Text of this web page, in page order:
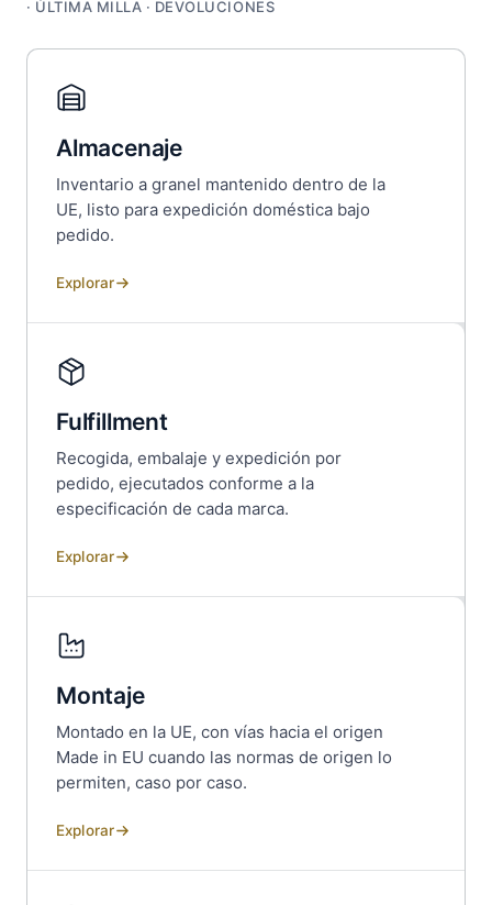
· ÚLTIMA MILLA · DEVOLUCIONES
Almacenaje
Inventario a granel mantenido dentro de la
UE, listo para expedición doméstica bajo
pedido.
Explorar
Fulfillment
Recogida, embalaje y expedición por
pedido, ejecutados conforme a la
especificación de cada marca.
Explorar
Montaje
Montado en la UE, con vías hacia el origen
Made in EU cuando las normas de origen lo
permiten, caso por caso.
Explorar